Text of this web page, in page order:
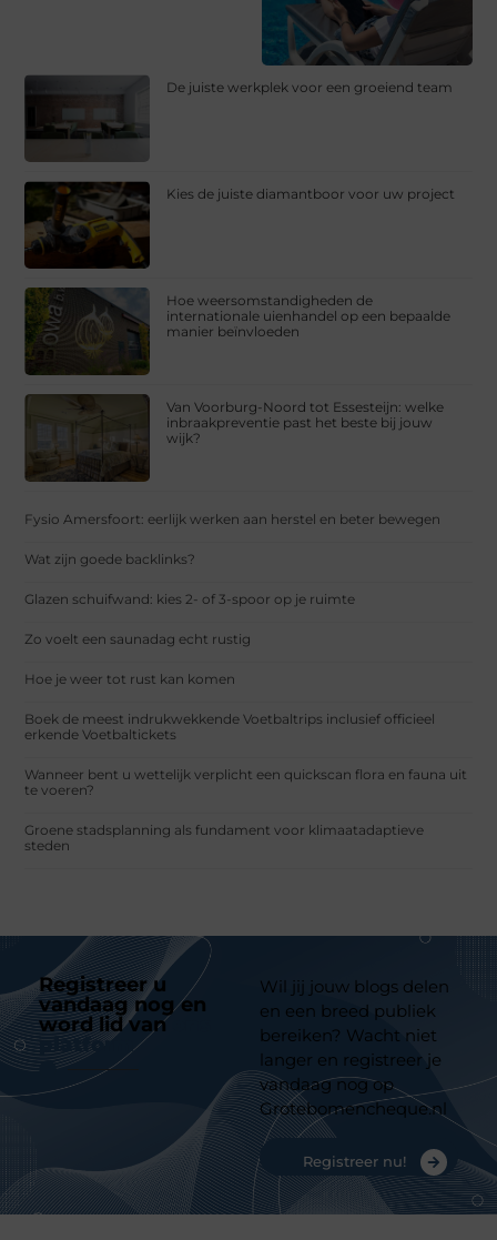
De juiste werkplek voor een groeiend team
Kies de juiste diamantboor voor uw project
Hoe weersomstandigheden de
internationale uienhandel op een bepaalde
manier beïnvloeden
Van Voorburg-Noord tot Essesteijn: welke
inbraakpreventie past het beste bij jouw
wijk?
Fysio Amersfoort: eerlijk werken aan herstel en beter bewegen
Wat zijn goede backlinks?
Glazen schuifwand: kies 2- of 3-spoor op je ruimte
Zo voelt een saunadag echt rustig
Hoe je weer tot rust kan komen
Boek de meest indrukwekkende Voetbaltrips inclusief officieel
erkende Voetbaltickets
Wanneer bent u wettelijk verplicht een quickscan flora en fauna uit
te voeren?
Groene stadsplanning als fundament voor klimaatadaptieve
steden
Registreer u
vandaag nog en
word lid van
platform
Wil jij jouw blogs delen
en een breed publiek
bereiken? Wacht niet
langer en registreer je
vandaag nog op
Grotebomencheque.nl
Registreer nu!